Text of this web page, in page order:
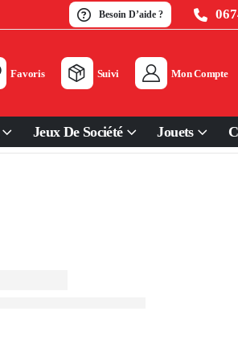
Besoin D’aide ?
Favoris Suivi Mon Compte
Jeux De Société Jouets